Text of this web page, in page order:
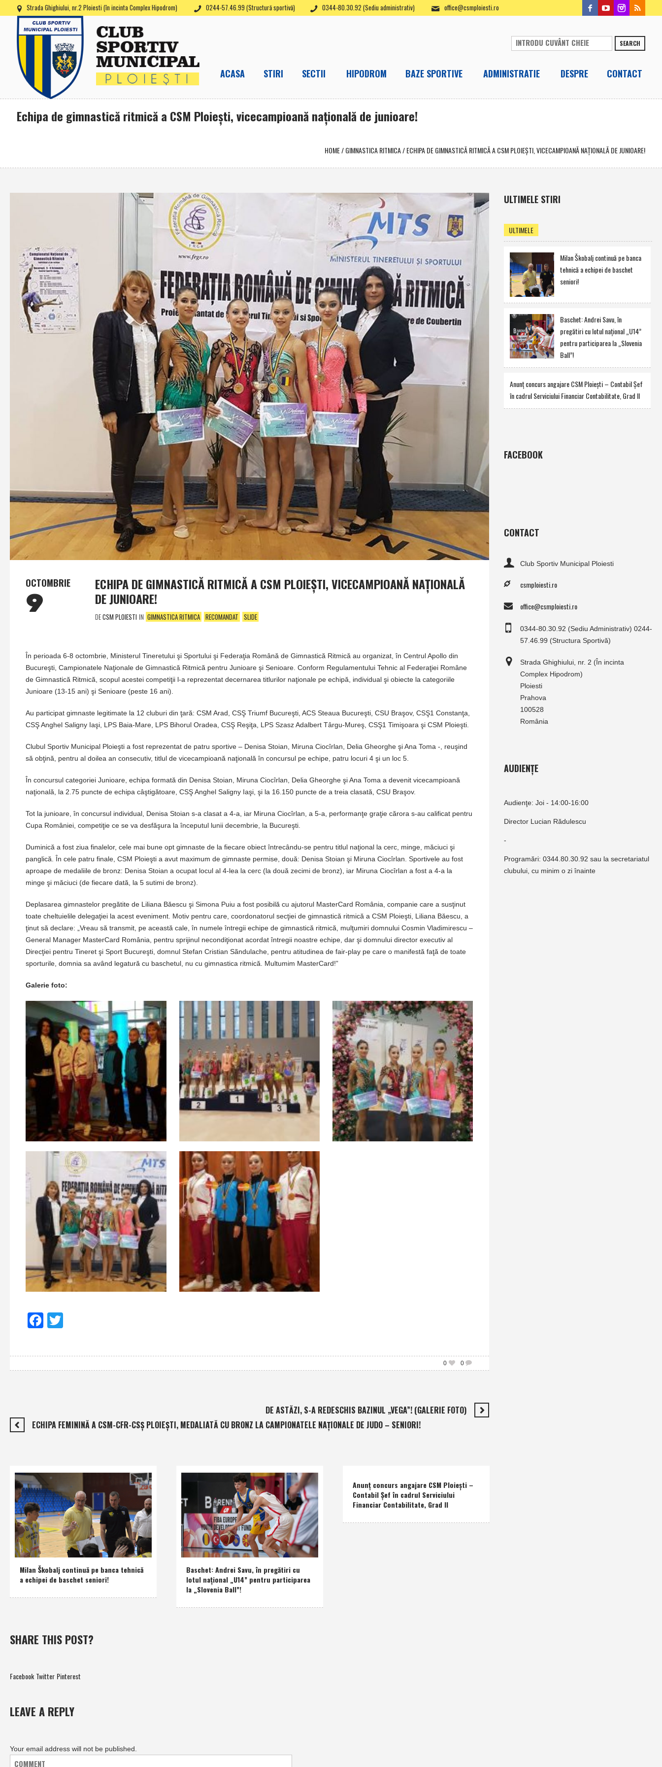
Strada Ghighiului, nr.2 Ploiesti (în incinta Complex Hipodrom) 0244-57.46.99 (Structură sportivă) 0344-80.30.92 (Sediu administrativ) office@csmploiesti.ro
SEARCH
ACASA STIRI SECTII HIPODROM BAZE SPORTIVE ADMINISTRATIE DESPRE CONTACT
Echipa de gimnastică ritmică a CSM Ploieşti, vicecampioană naţională de junioare!
HOME/GIMNASTICA RITMICA/ECHIPA DE GIMNASTICĂ RITMICĂ A CSM PLOIEŞTI, VICECAMPIOANĂ NAŢIONALĂ DE JUNIOARE!
OCTOMBRIE
9
ECHIPA DE GIMNASTICĂ RITMICĂ A CSM PLOIEŞTI, VICECAMPIOANĂ NAŢIONALĂ
DE JUNIOARE!
DECSM PLOIESTI IN GIMNASTICA RITMICA RECOMANDAT SLIDE
În perioada 6-8 octombrie, Ministerul Tineretului şi Sportului şi Federaţia Română de Gimnastică Ritmică au organizat, în Centrul Apollo din
Bucureşti, Campionatele Naţionale de Gimnastică Ritmică pentru Junioare şi Senioare. Conform Regulamentului Tehnic al Federaţiei Române
de Gimnastică Ritmică, scopul acestei competiţii l-a reprezentat decernarea titlurilor naţionale pe echipă, individual şi obiecte la categoriile
Junioare (13-15 ani) şi Senioare (peste 16 ani).
Au participat gimnaste legitimate la 12 cluburi din ţară: CSM Arad, CSŞ Triumf Bucureşti, ACS Steaua Bucureşti, CSU Braşov, CSŞ1 Constanţa,
CSŞ Anghel Saligny Iaşi, LPS Baia-Mare, LPS Bihorul Oradea, CSŞ Reşiţa, LPS Szasz Adalbert Târgu-Mureş, CSŞ1 Timişoara şi CSM Ploieşti.
Clubul Sportiv Municipal Ploieşti a fost reprezentat de patru sportive – Denisa Stoian, Miruna Ciocîrlan, Delia Gheorghe şi Ana Toma -, reuşind
să obţină, pentru al doilea an consecutiv, titlul de vicecampioană naţională în concursul pe echipe, patru locuri 4 şi un loc 5.
În concursul categoriei Junioare, echipa formată din Denisa Stoian, Miruna Ciocîrlan, Delia Gheorghe şi Ana Toma a devenit vicecampioană
naţională, la 2.75 puncte de echipa câştigătoare, CSŞ Anghel Saligny Iaşi, şi la 16.150 puncte de a treia clasată, CSU Braşov.
Tot la junioare, în concursul individual, Denisa Stoian s-a clasat a 4-a, iar Miruna Ciocîrlan, a 5-a, performanţe graţie cărora s-au calificat pentru
Cupa României, competiţie ce se va desfăşura la începutul lunii decembrie, la Bucureşti.
Duminică a fost ziua finalelor, cele mai bune opt gimnaste de la fiecare obiect întrecându-se pentru titlul naţional la cerc, minge, măciuci şi
panglică. În cele patru finale, CSM Ploieşti a avut maximum de gimnaste permise, două: Denisa Stoian şi Miruna Ciocîrlan. Sportivele au fost
aproape de medaliile de bronz: Denisa Stoian a ocupat locul al 4-lea la cerc (la două zecimi de bronz), iar Miruna Ciocîrlan a fost a 4-a la
minge şi măciuci (de fiecare dată, la 5 sutimi de bronz).
Deplasarea gimnastelor pregătite de Liliana Băescu şi Simona Puiu a fost posibilă cu ajutorul MasterCard România, companie care a susţinut
toate cheltuielile delegaţiei la acest eveniment. Motiv pentru care, coordonatorul secţiei de gimnastică ritmică a CSM Ploieşti, Liliana Băescu, a
ţinut să declare: „Vreau să transmit, pe această cale, în numele întregii echipe de gimnastică ritmică, mulţumiri domnului Cosmin Vladimirescu –
General Manager MasterCard România, pentru sprijinul necondiţionat acordat întregii noastre echipe, dar şi domnului director executiv al
Direcţiei pentru Tineret şi Sport Bucureşti, domnul Stefan Cristian Sãndulache, pentru atitudinea de fair-play pe care o manifestă faţă de toate
sporturile, domnia sa având legatură cu baschetul, nu cu gimnastica ritmică. Multumim MasterCard!”
Galerie foto:
Facebook
0
0
DE ASTĂZI, S-A REDESCHIS BAZINUL „VEGA”! (GALERIE FOTO)
ECHIPA FEMININĂ A CSM-CFR-CSŞ PLOIEŞTI, MEDALIATĂ CU BRONZ LA CAMPIONATELE NAŢIONALE DE JUDO – SENIORI!
Milan Škobalj continuă pe banca tehnică
a echipei de baschet seniori!
Baschet: Andrei Savu, în pregătiri cu
lotul naţional „U14” pentru participarea
la „Slovenia Ball”!
Anunţ concurs angajare CSM Ploieşti –
Contabil Şef în cadrul Serviciului
Financiar Contabilitate, Grad II
SHARE THIS POST?
Facebook Twitter Pinterest
LEAVE A REPLY
Your email address will not be published.
ULTIMELE STIRI
ULTIMELE
Milan Škobalj continuă pe banca
tehnică a echipei de baschet
seniori!
Baschet: Andrei Savu, în
pregătiri cu lotul naţional „U14”
pentru participarea la „Slovenia
Ball”!
Anunţ concurs angajare CSM Ploieşti – Contabil Şef
în cadrul Serviciului Financiar Contabilitate, Grad II
FACEBOOK
CONTACT
Club Sportiv Municipal Ploiesti
csmploiesti.ro
office@csmploiesti.ro
0344-80.30.92 (Sediu Administrativ) 0244-
57.46.99 (Structura Sportivă)
Strada Ghighiului, nr. 2 (În incinta
Complex Hipodrom)
Ploiesti
Prahova
100528
România
AUDIENȚE
Audienţe: Joi - 14:00-16:00
Director Lucian Rădulescu
-
Programări: 0344.80.30.92 sau la secretariatul
clubului, cu minim o zi înainte